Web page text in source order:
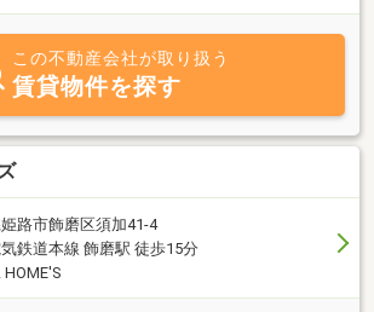
この不動産会社が取り扱う
賃貸物件を探す
路市飾磨区須加41-4
鉄道本線 飾磨駅 徒歩15分
HOME'S